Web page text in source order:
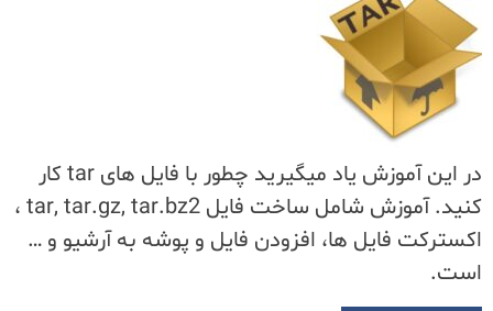
در این آموزش یاد میگیرید چطور با فایل های tar کار
کنید. آموزش شامل ساخت فایل tar, tar.gz, tar.bz2 ،
اکسترکت فایل ها، افزودن فایل و پوشه به آرشیو و …
است.